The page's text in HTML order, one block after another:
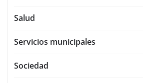
Salud
Servicios municipales
Sociedad